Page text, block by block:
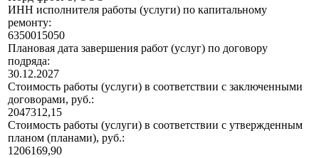
ИНН исполнителя работы (услуги) по капитальному
ремонту:
6350015050
Плановая дата завершения работ (услуг) по договору
подряда:
30.12.2027
Стоимость работы (услуги) в соответствии с заключенными
договорами, руб.:
2047312,15
Стоимость работы (услуги) в соответствии с утвержденным
планом (планами), руб.:
1206169,90